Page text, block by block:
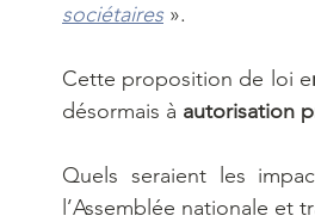
sociétaires ».
Cette proposition de loi e
désormais à autorisation
Quels seraient les
l’Assemblée nationale et